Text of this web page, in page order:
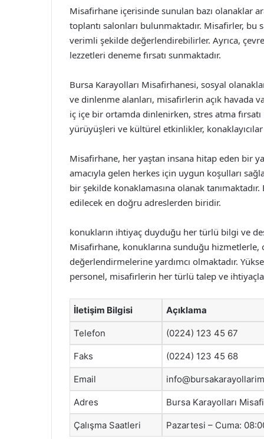
Misafirhane içerisinde sunulan bazı olanaklar
toplantı salonları bulunmaktadır. Misafirler,
verimli şekilde değerlendirebilirler. Ayrıca,
lezzetleri deneme fırsatı sunmaktadır.
Bursa Karayolları Misafirhanesi, sosyal
ve dinlenme alanları, misafirlerin açık havada
iç içe bir ortamda dinlenirken, stres atma
yürüyüşleri ve kültürel etkinlikler,
Misafirhane, her yaştan insana hitap eden bir
amacıyla gelen herkes için uygun koşulları
bir şekilde konaklamasına olanak
edilecek en doğru adreslerden biridir.
konukların ihtiyaç duyduğu her türlü bilgi ve
Misafirhane, konuklarına sunduğu hizmetlerle,
değerlendirmelerine yardımcı olmaktadır.
personel, misafirlerin her türlü talep ve
İletişim Bilgisi Açıklama
Telefon (0224) 123 45 67
Faks (0224) 123 45 68
Email
Adres Bursa Karayolları
Çalışma Saatleri Pazartesi – Cuma: